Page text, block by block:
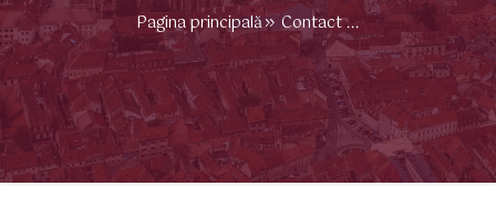
Pagina principală Contact ...